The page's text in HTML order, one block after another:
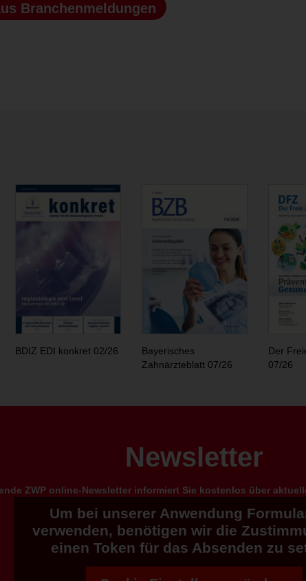
Branchenmeldungen
BDIZ EDI konkret 02/26
Bayerisches
Zahnärzteblatt 07/26
Der
07/26
Newsletter
ZWP online-Newsletter informiert Sie kostenlos über
Um bei unserer Anwendung
verwenden, benötigen wir die
einen Token für das Absenden zu